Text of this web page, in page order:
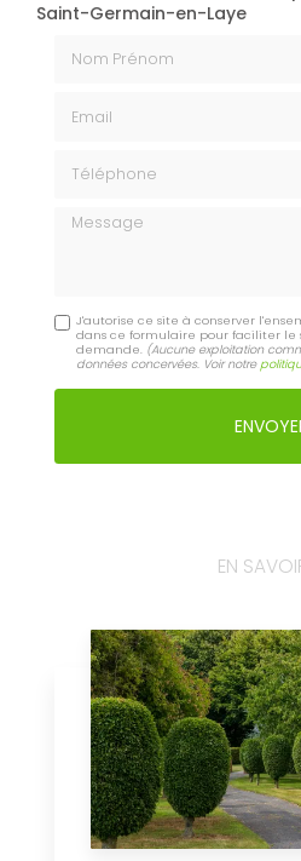
Études paysagères pour
Programme de formation en
ALT CORPORATION Centre
Chanteloup-les-Vignes
Saint-Germain-en-Laye
Email
données concervées. Voir notre
EN